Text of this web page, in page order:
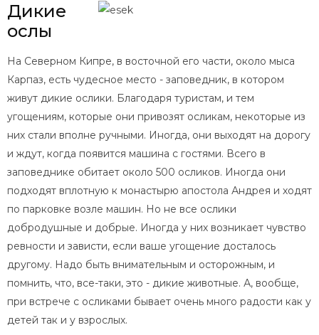
Дикие
ослы
На Северном Кипре, в восточной его части, около мыса
Карпаз, есть чудесное место - заповедник, в котором
живут дикие ослики. Благодаря туристам, и тем
угощениям, которые они привозят осликам, некоторые из
них стали вполне ручными. Иногда, они выходят на дорогу
и ждут, когда появится машина с гостями. Всего в
заповеднике обитает около 500 осликов. Иногда они
подходят вплотную к монастырю апостола Андрея и ходят
по парковке возле машин. Но не все ослики
добродушные и добрые. Иногда у них возникает чувство
ревности и зависти, если ваше угощение досталось
другому. Надо быть внимательным и осторожным, и
помнить, что, все-таки, это - дикие животные. А, вообще,
при встрече с осликами бывает очень много радости как у
детей так и у взрослых.